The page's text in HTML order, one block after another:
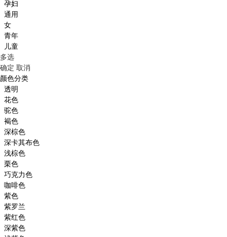
孕妇
通用
女
青年
儿童
多选
确定 取消
颜色分类
透明
花色
驼色
褐色
深棕色
深卡其布色
浅棕色
栗色
巧克力色
咖啡色
紫色
紫罗兰
紫红色
深紫色